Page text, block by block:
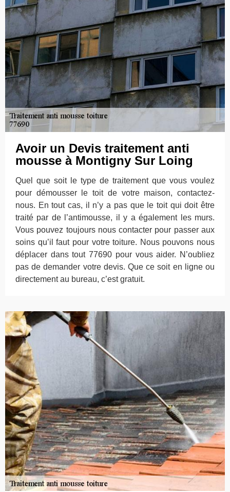
Avoir un Devis traitement anti
mousse à Montigny Sur Loing
Quel que soit le type de traitement que vous voulez
pour démousser le toit de votre maison, contactez-
nous. En tout cas, il n’y a pas que le toit qui doit être
traité par de l’antimousse, il y a également les murs.
Vous pouvez toujours nous contacter pour passer aux
soins qu’il faut pour votre toiture. Nous pouvons nous
déplacer dans tout 77690 pour vous aider. N’oubliez
pas de demander votre devis. Que ce soit en ligne ou
directement au bureau, c’est gratuit.